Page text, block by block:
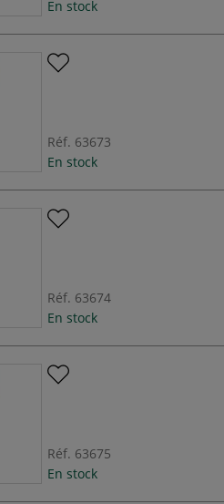
En stock
Réf. 63673
En stock
Réf. 63674
En stock
Réf. 63675
En stock